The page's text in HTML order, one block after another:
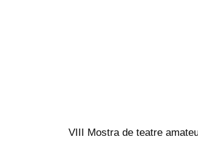
VIII Mostra de teatre